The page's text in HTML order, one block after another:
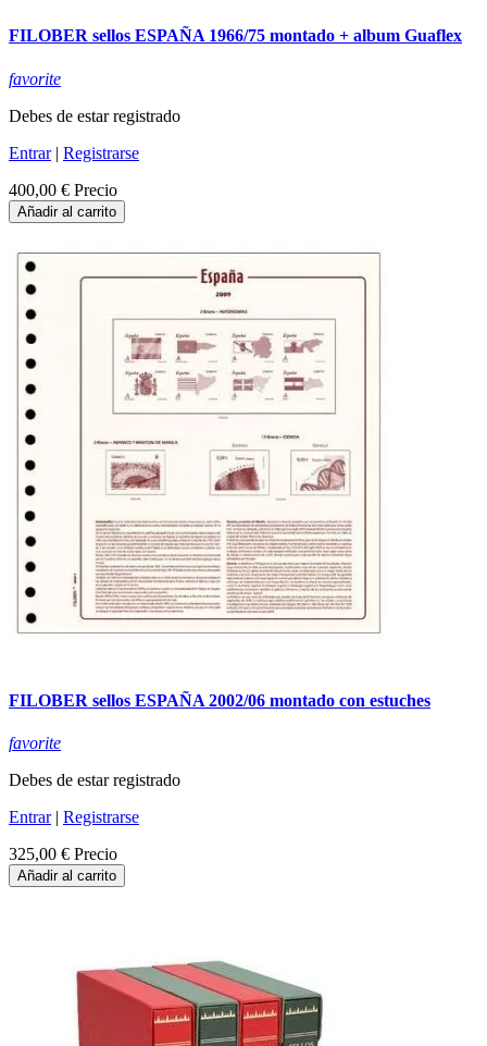
FILOBER sellos ESPAÑA 1966/75 montado + album Guaflex
favorite
Debes de estar registrado
Entrar| Registrarse
400,00 € Precio
Añadir al carrito
FILOBER sellos ESPAÑA 2002/06 montado con estuches
favorite
Debes de estar registrado
Entrar| Registrarse
325,00 € Precio
Añadir al carrito